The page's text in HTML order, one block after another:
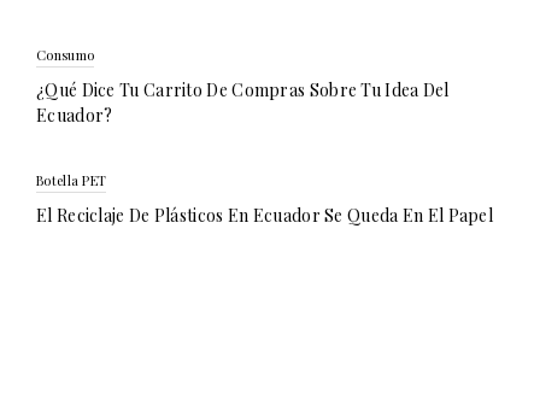
Consumo
¿Qué Dice Tu Carrito De Compras Sobre Tu Idea Del
Ecuador?
Botella PET
El Reciclaje De Plásticos En Ecuador Se Queda En El Papel